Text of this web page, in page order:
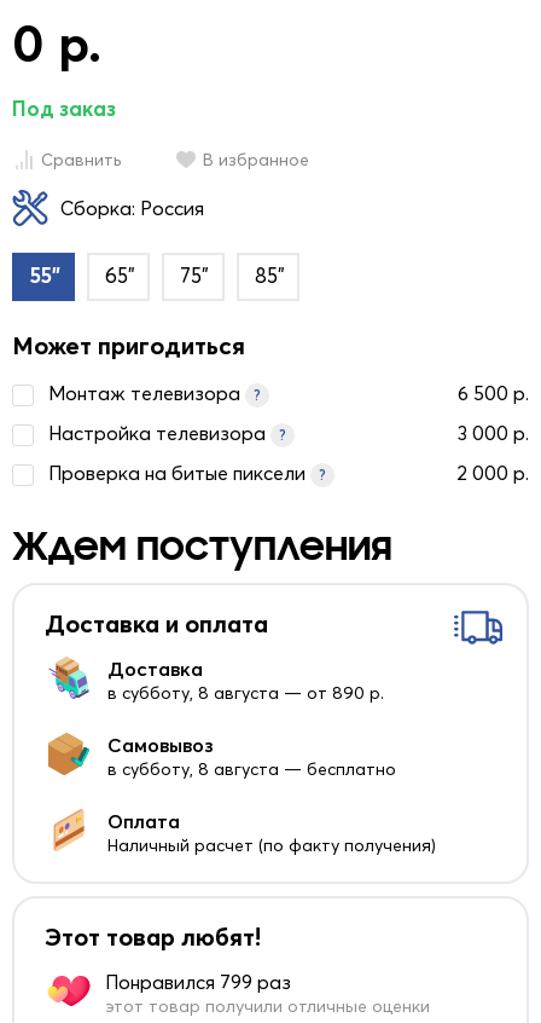
0 р.
Под заказ
Сравнить В избранное
Сборка: Россия
55" 65" 75" 85"
Может пригодиться
Монтаж телевизора ?
6 500 р.
Настройка телевизора
?
3 000 р.
Проверка на битые пиксели
? 2 000 р.
Ждем поступления
Доставка и оплата
Доставка
в субботу, 8 августа — от 890 р.
Самовывоз
в субботу, 8 августа — бесплатно
Оплата
Наличный расчет (по факту получения)
Этот товар любят!
Понравился 799 раз
этот товар получили отличные оценки